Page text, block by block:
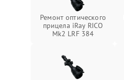
Ремонт оптического
прицела iRay RICO
Mk2 LRF 384